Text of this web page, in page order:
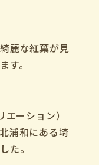
麗な紅葉が見
す。
ーション）
浦和にある埼
た。